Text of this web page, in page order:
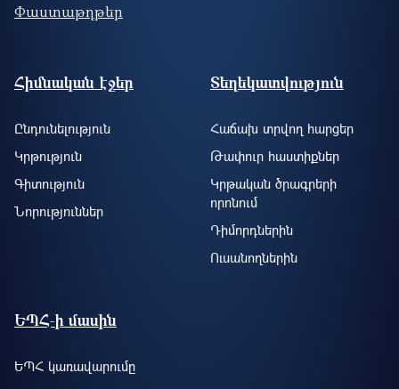
Փաստաթղթեր
Footer site information
Հիմնական էջեր
Ընդունելություն
Կրթություն
Գիտություն
Նորություններ
Տեղեկատվություն
Հաճախ տրվող հարցեր
Թափուր հաստիքներ
Կրթական ծրագրերի
որոնում
Դիմորդներին
Ուսանողներին
ԵՊՀ-ի մասին
ԵՊՀ կառավարումը